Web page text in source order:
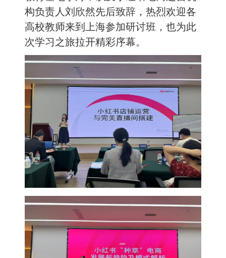
构负责人刘欣然先后致辞，热烈欢迎各
高校教师来到上海参加研讨班，也为此
次学习之旅拉开精彩序幕。